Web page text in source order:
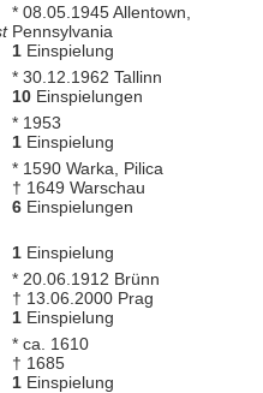
* 08.05.1945 Allentown,
Pennsylvania
1Einspielung
* 30.12.1962 Tallinn
10Einspielungen
* 1953
1Einspielung
* 1590 Warka, Pilica
† 1649 Warschau
6Einspielungen
1Einspielung
* 20.06.1912 Brünn
† 13.06.2000 Prag
1Einspielung
* ca. 1610
† 1685
1Einspielung